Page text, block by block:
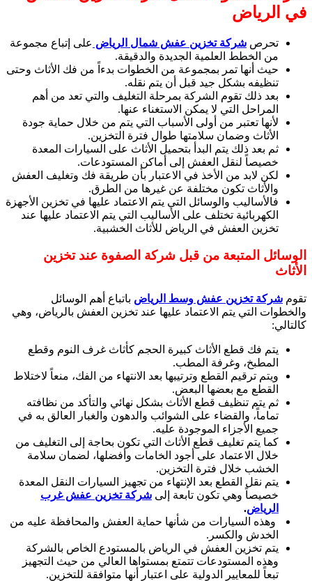
في الرياض
تحرص شركة تخزين عفش شمال الرياض على إتباع مجموعة
من الخطط العلمية الجديدة والدقيقة.
حيث أنها تمر بمجموعة من الخطوات بدءاً من فك الأثاث وحتى
تنظيفه بشكل جيد قبل أن يتم نقله.
بعد ذلك تقوم الشركة بمرحلة التغليف والتي تعد من أهم
المراحل التي لا يمكن الاستغناء عنها.
لأنها تعتبر من أولى الأسباب التي يتم من خلال حماية جودة
الأثاث وضمان سلامتها طوال فترة التخزين.
ثم بعد ذلك يتم البدأ بتحميل الأثاث على السيارات المعدة
خصيصاً لنقل العفش إلى أماكن المستودعات.
لكن لابد من الأخذ في الاعتبار بأن طريقة فك وتغليف العفش
والأثاث تكون مختلفة عن غيرها من الطرق.
فالأساليب والوسائل التي يتم الاعتماد عليها في تخزين الأجهزة
الكهربائية تختلف على الأساليب التي يتم الاعتماد عليها عند
تخزين العفش في الرياض للأثاث الخشبية.
الوسائل المتبعة من قبل شركة الصفوة عند تخزين
الأثاث
تقوم شركة تخزين عفش وسط الرياض باتباع أهم الوسائل
والخطوات التي يتم الاعتماد عليها عند تخزين العفش بالرياض، وهي
كالتالي:
يتم فك قطع الأثاث كبيرة الحجم كأثاث غرف النوم وقطع
المطبخ، وغرفة المطب.
ويتم ترقيم القطع وترتيبها بعد الانتهاء من الفك، منعاً لاختلاط
القطع مع بعضها البعض.
ثم يتم تنظيف قطع الأثاث بشكل نهائي والتأكد من نظافته
تماماً، والقضاء على الشوائب والدهون والغبار العالق به في
جميع الأجزاء الموجودة عليه.
كما يتم تغليف قطع الأثاث التي تكون بحاجة إلى التغليف من
خلال الاعتماد على أجود الخامات وأفضلها، لضمان سلامة
الخشب خلال فترة التخزين.
يتم نقل القطع بعد الإنتهاء من تجهيز السيارات النقل المعدة
خصيصاً وهي تكون تابعة إلى شركة تخزين عفش غرب
الرياض.
وهذه السيارات من شأنها حماية العفش والمحافظة عليه من
الخدش والكسر.
يتم تخزين العفش في الرياض بالمستودع الخاص بالشركة
وهذه المستودعات تتمتع بمستواها العالي من حيث التجهيز
تبعاً للمعايير الدولية على اعتبار أنها متوافقة للتخزين.